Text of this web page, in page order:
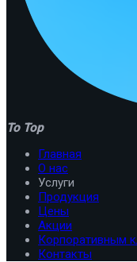
To Top
Главная
О нас
Услуги
Продукция
Цены
Акции
Корпоративным
Контакты